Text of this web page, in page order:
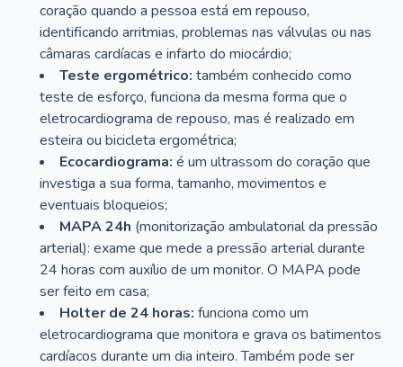
coração quando a pessoa está em repouso,
identificando arritmias, problemas nas válvulas ou nas
câmaras cardíacas e infarto do miocárdio;
Teste ergométrico: também conhecido como
teste de esforço, funciona da mesma forma que o
eletrocardiograma de repouso, mas é realizado em
esteira ou bicicleta ergométrica;
Ecocardiograma: é um ultrassom do coração que
investiga a sua forma, tamanho, movimentos e
eventuais bloqueios;
MAPA 24h (monitorização ambulatorial da pressão
arterial): exame que mede a pressão arterial durante
24 horas com auxílio de um monitor. O MAPA pode
ser feito em casa;
Holter de 24 horas: funciona como um
eletrocardiograma que monitora e grava os batimentos
cardíacos durante um dia inteiro. Também pode ser